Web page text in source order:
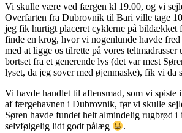
Vi skulle være ved færgen kl 19.00, og vi
Overfarten fra Dubrovnik til Bari ville tage
jeg fik hurtigt placeret cyklerne på bildækket
finde en krog, hvor vi nogenlunde havde
med at ligge os tilrette på vores
bortset fra et generende lys (det var mest
lyset, da jeg sover med øjenmaske), fik vi da
Vi havde handlet til aftensmad, som vi spiste
af færgehavnen i Dubrovnik, før vi skulle
Søren havde fundet helt almindelig rugbrød i
selvfølgelig lidt godt pålæg
.